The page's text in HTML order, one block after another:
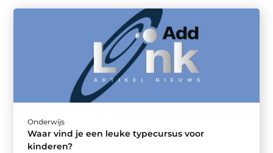
Onderwijs
Waar vind je een leuke typecursus voor
kinderen?